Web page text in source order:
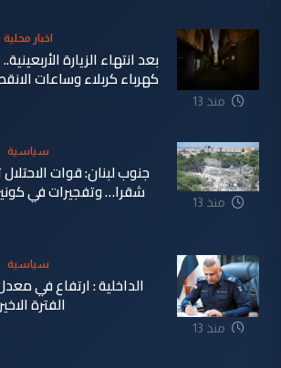
منذ 13
اخبار محلية
بعد انتهاء الزيارة
كهرباء كربلاء وساعات
منذ 13
سياسية
جنوب لبنان: قوات
شقرا… وتفجيرات في
منذ 13
سياسية
الداخلية : ارتفاع في
الفترة